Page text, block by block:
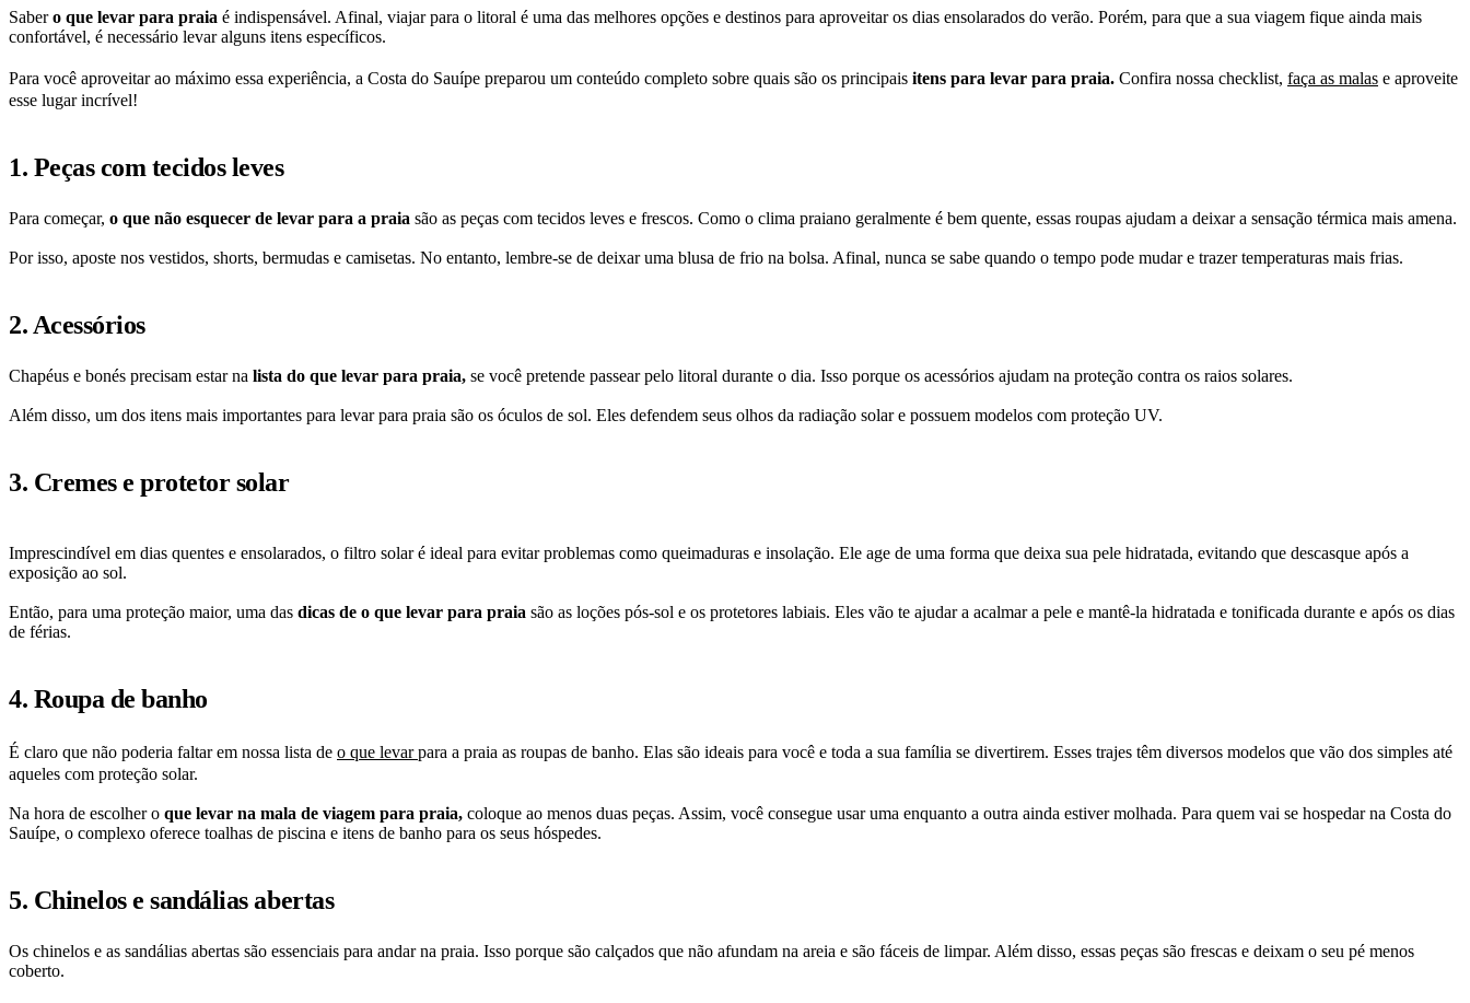
Sabero que levar para praia é indispensável. Afinal, viajar para o litoral é uma das melhores opções e destinos para aproveitar os dias ensolarados do verão. Porém, para que a sua viagem fique ainda mais
confortável, é necessário levar alguns itens específicos.
Para você aproveitar ao máximo essa experiência, a Costa do Sauípe preparou um conteúdo completo sobre quais são os principais itens para levar para praia. Confira nossa checklist, faça as malas e aproveite
esse lugar incrível!
1. Peças com tecidos leves
Para começar, o que não esquecer de levar para a praia são as peças com tecidos leves e frescos. Como o clima praiano geralmente é bem quente, essas roupas ajudam a deixar a sensação térmica mais amena.
Por isso, aposte nos vestidos, shorts, bermudas e camisetas. No entanto, lembre-se de deixar uma blusa de frio na bolsa. Afinal, nunca se sabe quando o tempo pode mudar e trazer temperaturas mais frias.
2. Acessórios
Chapéus e bonés precisam estar na lista do que levar para praia, se você pretende passear pelo litoral durante o dia. Isso porque os acessórios ajudam na proteção contra os raios solares.
Além disso, um dos itens mais importantes para levar para praia são os óculos de sol. Eles defendem seus olhos da radiação solar e possuem modelos com proteção UV.
3. Cremes e protetor solar
Imprescindível em dias quentes e ensolarados, o filtro solar é ideal para evitar problemas como queimaduras e insolação. Ele age de uma forma que deixa sua pele hidratada, evitando que descasque após a
exposição ao sol.
Então, para uma proteção maior, uma das dicas de o que levar para praia são as loções pós-sol e os protetores labiais. Eles vão te ajudar a acalmar a pele e mantê-la hidratada e tonificada durante e após os dias
de férias.
4. Roupa de banho
É claro que não poderia faltar em nossa lista de o que levarpara a praia as roupas de banho. Elas são ideais para você e toda a sua família se divertirem. Esses trajes têm diversos modelos que vão dos simples até
aqueles com proteção solar.
Na hora de escolher o que levar na mala de viagem para praia, coloque ao menos duas peças. Assim, você consegue usar uma enquanto a outra ainda estiver molhada. Para quem vai se hospedar na Costa do
Sauípe, o complexo oferece toalhas de piscina e itens de banho para os seus hóspedes.
5. Chinelos e sandálias abertas
Os chinelos e as sandálias abertas são essenciais para andar na praia. Isso porque são calçados que não afundam na areia e são fáceis de limpar. Além disso, essas peças são frescas e deixam o seu pé menos
coberto.